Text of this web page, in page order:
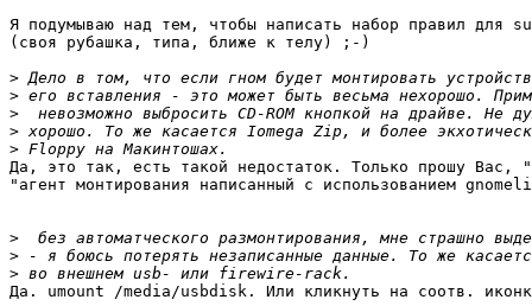
Я подумываю над тем, чтобы написать набор правил для
(своя рубашка, типа, ближе к телу) ;-)
>
>
>
>
>
Да, это так, есть такой недостаток. Только прошу Вас,
"агент монтирования написанный с использованием
>
>
>
Да. umount /media/usbdisk. Или кликнуть на соотв.